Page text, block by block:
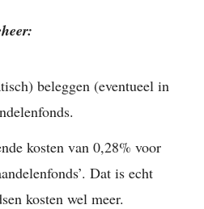
beleggen (eventueel in
kosten van 0,28% voor
Dat is echt
kosten wel meer.